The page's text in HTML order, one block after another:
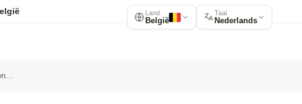
Land
België
Taal
Nederlands